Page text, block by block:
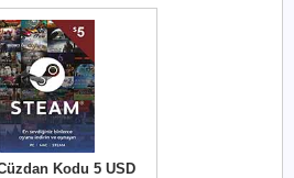
Kodu 5 USD